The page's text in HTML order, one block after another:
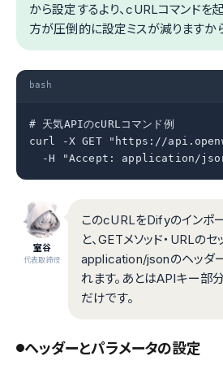
から設定するより、cURLコマンドを
方が圧倒的に設定ミスが減りますか
bash
# 天気APIのcURLコマンド例
curl -X GET "https://
-H "Accept: application/
室谷
代表取締役
このcURLをDifyのインポ
と、GETメソッド・URLの
application/jsonのヘッダ
れます。あとはAPIキー部
だけです。
ヘッダーとパラメータの設定